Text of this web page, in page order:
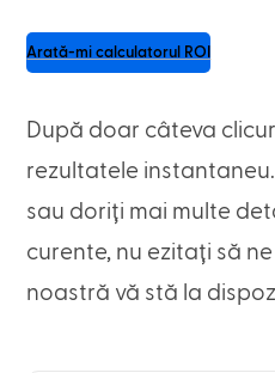
Arată-mi calculatorul ROI
După doar câteva
rezultatele
sau doriți mai multe
curente, nu ezitați să
noastră vă stă la